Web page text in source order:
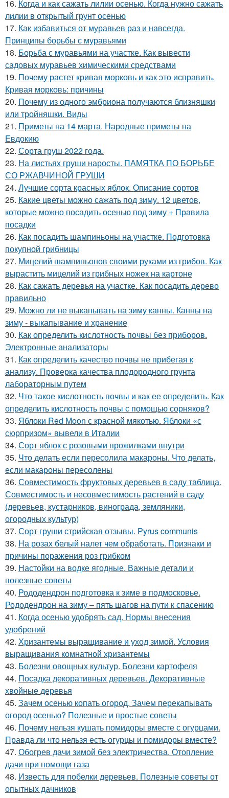
16. Когда и как сажать лилии осенью. Когда нужно сажать
лилии в открытый грунт осенью
17. Как избавиться от муравьев раз и навсегда.
Принципы борьбы с муравьями
18. Борьба с муравьями на участке. Как вывести
садовых муравьев химическими средствами
19. Почему растет кривая морковь и как это исправить.
Кривая морковь: причины
20. Почему из одного эмбриона получаются близняшки
или тройняшки. Виды
21. Приметы на 14 марта. Народные приметы на
Евдокию
22. Сорта груш 2022 года.
23. На листьях груши наросты. ПАМЯТКА ПО БОРЬБЕ
СО РЖАВЧИНОЙ ГРУШИ
24. Лучшие сорта красных яблок. Описание сортов
25. Какие цветы можно сажать под зиму. 12 цветов,
которые можно посадить осенью под зиму + Правила
посадки
26. Как посадить шампиньоны на участке. Подготовка
покупной грибницы
27. Мицелий шампиньонов своими руками из грибов. Как
вырастить мицелий из грибных ножек на картоне
28. Как сажать деревья на участке. Как посадить дерево
правильно
29. Можно ли не выкапывать на зиму канны. Канны на
зиму - выкапывание и хранение
30. Как определить кислотность почвы без приборов.
Электронные анализаторы
31. Как определить качество почвы не прибегая к
анализу. Проверка качества плодородного грунта
лабораторным путем
32. Что такое кислотность почвы и как ее определить. Как
определить кислотность почвы с помощью сорняков?
33. Яблоки Red Moon с красной мякотью. Яблоки «с
сюрпризом» вывели в Италии
34. Сорт яблок с розовыми прожилками внутри
35. Что делать если пересолила макароны. Что делать,
если макароны пересолены
36. Совместимость фруктовых деревьев в саду таблица.
Совместимость и несовместимость растений в саду
(деревьев, кустарников, винограда, земляники,
огородных культур)
37. Сорт груши стрийская отзывы. Pyrus communis
38. На розах белый налет чем обработать. Признаки и
причины поражения роз грибком
39. Настойки на водке ягодные. Важные детали и
полезные советы
40. Рододендрон подготовка к зиме в подмосковье.
Рододендрон на зиму – пять шагов на пути к спасению
41. Когда осенью удобрять сад. Нормы внесения
удобрений
42. Хризантемы выращивание и уход зимой. Условия
выращивания комнатной хризантемы
43. Болезни овощных культур. Болезни картофеля
44. Посадка декоративных деревьев. Декоративные
хвойные деревья
45. Зачем осенью копать огород. Зачем перекапывать
огород осенью? Полезные и простые советы
46. Почему нельзя кушать помидоры вместе с огурцами.
Правда ли что нельзя есть огурцы и помидоры вместе?
47. Обогрев дачи зимой без электричества. Отопление
дачи при помощи газа
48. Известь для побелки деревьев. Полезные советы от
опытных дачников